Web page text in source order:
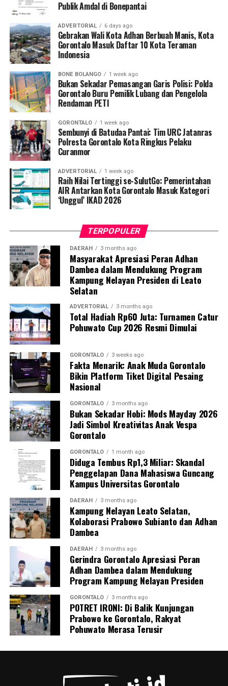
Sadar menjadi korban pencurian, korban lantas
menghubungi atasannya, Kezia Kambey, untuk
memeriksa rekaman kamera pengawas (CCTV) gudang.
Hasil analisis rekaman menunjukkan sepeda motor
oleh pria tak dikenal. Atas kejadian itu, korban langsung
membuat laporan resmi di SPKT Polresta Gorontalo
Kota.
Menindaklanjuti laporan korban, Tim URC Jatanras
bergerak cepat melakukan penyelidikan hingga berhasil
mendeteksi keberadaan pelaku dan melakukan
penangkapan tanpa perlawanan. Saat ini pelaku beserta
barang bukti telah diamankan di Mako Polresta
Gorontalo Kota guna menjalani proses hukum lebih
lanjut.
Publik Amdal di Bonepantai
ADVERTORIAL 6 days ago
Gebrakan Wali Kota Adhan Berbuah Manis, Kota
Gorontalo Masuk Daftar 10 Kota Teraman
Indonesia
BONE BOLANGO 1 week ago
Bukan Sekadar Pemasangan Garis Polisi: Polda
Gorontalo Buru Pemilik Lubang dan Pengelola
Rendaman PETI
GORONTALO 1 week ago
Sembunyi di Batudaa Pantai: Tim URC Jatanras
Polresta Gorontalo Kota Ringkus Pelaku
Curanmor
ADVERTORIAL 1 week ago
Raih Nilai Tertinggi se-SulutGo: Pemerintahan
AIR Antarkan Kota Gorontalo Masuk Kategori
‘Unggul’ IKAD 2026
TERPOPULER
DAERAH 3 months ago
Masyarakat Apresiasi Peran Adhan
Dambea dalam Mendukung Program
Kampung Nelayan Presiden di Leato
Selatan
ADVERTORIAL 3 months ago
Total Hadiah Rp60 Juta: Turnamen Catur
Pohuwato Cup 2026 Resmi Dimulai
GORONTALO 3 weeks ago
Fakta Menarik: Anak Muda Gorontalo
Bikin Platform Tiket Digital Pesaing
Nasional
GORONTALO 3 months ago
Bukan Sekadar Hobi: Mods Mayday 2026
Jadi Simbol Kreativitas Anak Vespa
Gorontalo
GORONTALO 1 month ago
Diduga Tembus Rp1,3 Miliar: Skandal
Penggelapan Dana Mahasiswa Guncang
Kampus Universitas Gorontalo
DAERAH 3 months ago
Kampung Nelayan Leato Selatan,
Kolaborasi Prabowo Subianto dan Adhan
Dambea
DAERAH 3 months ago
Gerindra Gorontalo Apresiasi Peran
Adhan Dambea dalam Mendukung
Program Kampung Nelayan Presiden
GORONTALO 3 months ago
POTRET IRONI: Di Balik Kunjungan
Prabowo ke Gorontalo, Rakyat
Pohuwato Merasa Terusir